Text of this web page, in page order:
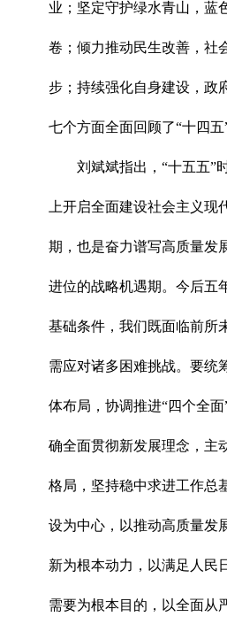
业；坚定守护绿水青山，蓝
卷；倾力推动民生改善，社
步；持续强化自身建设，政
七个方面全面回顾了“十四五
刘斌斌指出，“十五五”
上开启全面建设社会主义现
期，也是奋力谱写高质量发
进位的战略机遇期。今后五
基础条件，我们既面临前所
需应对诸多困难挑战。要统
体布局，协调推进“四个全
确全面贯彻新发展理念，主
格局，坚持稳中求进工作总
设为中心，以推动高质量发
新为根本动力，以满足人民
需要为根本目的，以全面从